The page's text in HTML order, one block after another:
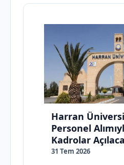
Harran
Personel
Kadrolar
31 Tem 2026